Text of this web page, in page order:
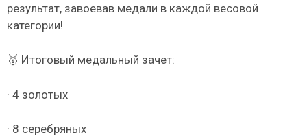
результат, завоевав медали в каждой весовой
категории!
🥇 Итоговый медальный зачет:
· 4 золотых
· 8 серебряных